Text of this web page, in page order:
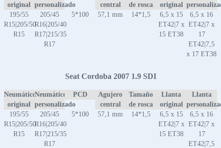
original personalizado
central
de rosca
original
195/55
R15|205/50
R15
205/45
R16|205/40
R17|215/35
R17
5*100 57,1 mm 14*1,5
6,5 x 15
ET42|7 x
15 ET38
6,5 x 16
ET42|7 x
17
ET42|7,5
x 17 ET38
Seat Cordoba 2007 1.9 SDI
Neumático
original
Neumático
personalizado
PCD
Agujero
central
Tamaño
de rosca
Llanta
original
Llanta
195/55
R15|205/50
R15
205/45
R16|205/40
R17|215/35
R17
5*100 57,1 mm 14*1,5
6,5 x 15
ET42|7 x
15 ET38
6,5 x 16
ET42|7 x
17
ET42|7,5